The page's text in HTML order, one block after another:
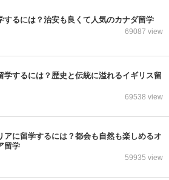
するには？治安も良くて人気のカナダ留学
69087 view
学するには？歴史と伝統に溢れるイギリス留
69538 view
アに留学するには？都会も自然も楽しめるオ
留学
59935 view